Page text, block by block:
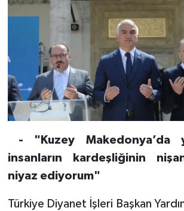
- "Kuzey Makedonya’da
insanların kardeşliğinin
niyaz ediyorum"
Türkiye Diyanet İşleri Başkan
Diyarbakır Müftülüğü
Düzce Müftülüğü
Edirne Müftülüğü
Elazığ Müftülüğü
Erzincan Müftülüğü
Erzurum Müftülüğü
Eskişehir Müftülüğü
İhtida Haberleri
YAŞAM